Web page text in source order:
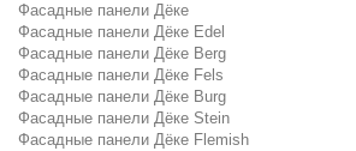
Фасадные панели Дёке
Фасадные панели Дёке Edel
Фасадные панели Дёке Berg
Фасадные панели Дёке Fels
Фасадные панели Дёке Burg
Фасадные панели Дёке Stein
Фасадные панели Дёке Flemish